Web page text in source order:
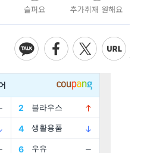
슬퍼요 추가취재 원해요